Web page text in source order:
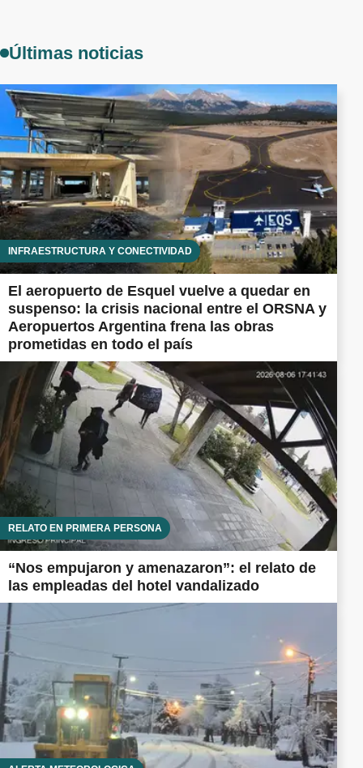
Últimas noticias
INFRAESTRUCTURA Y CONECTIVIDAD
El aeropuerto de Esquel vuelve a quedar en
suspenso: la crisis nacional entre el ORSNA y
Aeropuertos Argentina frena las obras
prometidas en todo el país
RELATO EN PRIMERA PERSONA
“Nos empujaron y amenazaron”: el relato de
las empleadas del hotel vandalizado